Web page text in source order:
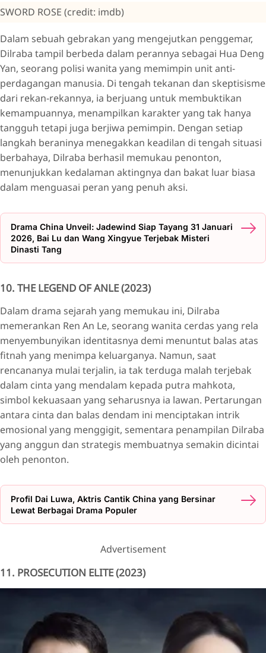
SWORD ROSE (credit: imdb)
Dalam sebuah gebrakan yang mengejutkan penggemar,
Dilraba tampil berbeda dalam perannya sebagai Hua Deng
Yan, seorang polisi wanita yang memimpin unit anti-
perdagangan manusia. Di tengah tekanan dan skeptisisme
dari rekan-rekannya, ia berjuang untuk membuktikan
kemampuannya, menampilkan karakter yang tak hanya
tangguh tetapi juga berjiwa pemimpin. Dengan setiap
langkah beraninya menegakkan keadilan di tengah situasi
berbahaya, Dilraba berhasil memukau penonton,
menunjukkan kedalaman aktingnya dan bakat luar biasa
dalam menguasai peran yang penuh aksi.
Drama China Unveil: Jadewind Siap Tayang 31 Januari
2026, Bai Lu dan Wang Xingyue Terjebak Misteri
Dinasti Tang
10. THE LEGEND OF ANLE (2023)
Dalam drama sejarah yang memukau ini, Dilraba
memerankan Ren An Le, seorang wanita cerdas yang rela
menyembunyikan identitasnya demi menuntut balas atas
fitnah yang menimpa keluarganya. Namun, saat
rencananya mulai terjalin, ia tak terduga malah terjebak
dalam cinta yang mendalam kepada putra mahkota,
simbol kekuasaan yang seharusnya ia lawan. Pertarungan
antara cinta dan balas dendam ini menciptakan intrik
emosional yang menggigit, sementara penampilan Dilraba
yang anggun dan strategis membuatnya semakin dicintai
oleh penonton.
Profil Dai Luwa, Aktris Cantik China yang Bersinar
Lewat Berbagai Drama Populer
Advertisement
11. PROSECUTION ELITE (2023)